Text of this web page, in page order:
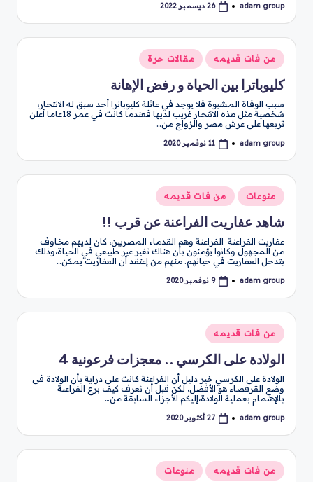
تمّ
بواسطة
adam group 26 ديسمبر 2022
نُشر
فيمن فات قديمه مقالات حرة
كليوباترا بين الحياة و رفض الإهانة
سبب الوفاة المشبوة فلا يوجد في عائلة كليوباترا أحد سبق له الانتحار،
شخصية مثل هذه الانتحار غريب لديها فعندما كانت في عمر 18عاما أعلن
تربعها على عرش مصر والزواج من…
تمّ
بواسطة
adam group 11 نوفمبر 2020
نُشر
فيمنوعات من فات قديمه
شاهد عفاريت الفراعنة عن قرب !!
عفاريت الفراعنة الفراعنة وهم القدماء المصريين، كان لديهم مخاوف
من المجهول وكانوا يؤمنون بأن هناك تغير غير طبيعي في الحياة،وذلك
بتدخل العفاريت في حياتهم. منهم من إعتقد أن العفاريت يمكن…
تمّ
بواسطة
adam group 9 نوفمبر 2020
نُشر
فيمن فات قديمه
الولادة على الكرسي .. معجزات فرعونية 4
الولادة على الكرسي خير دليل أن الفراعنة كانت على دراية بأن الولادة فى
وضع القرفصاء هو الأفضل، لكن قبل أن نعرف كيف برع الفراعنة
بالإهتمام بعملية الولادة،إليكم الأجزاء السابقة من…
تمّ
بواسطة
adam group 27 أكتوبر 2020
نُشر
فيمن فات قديمه منوعات